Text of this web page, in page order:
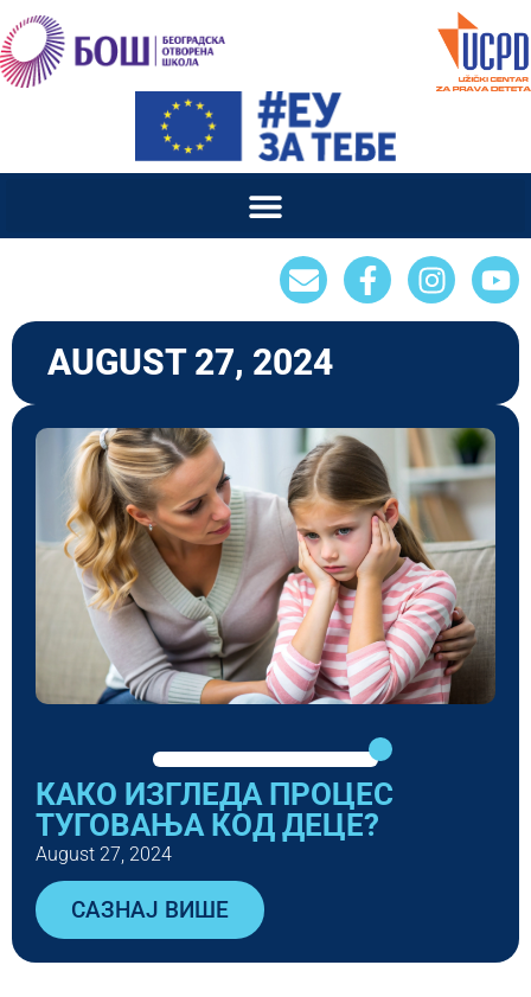
AUGUST 27, 2024
КАКО ИЗГЛЕДА ПРОЦЕС
ТУГОВАЊА КОД ДЕЦЕ?
August 27, 2024
САЗНАЈ ВИШЕ